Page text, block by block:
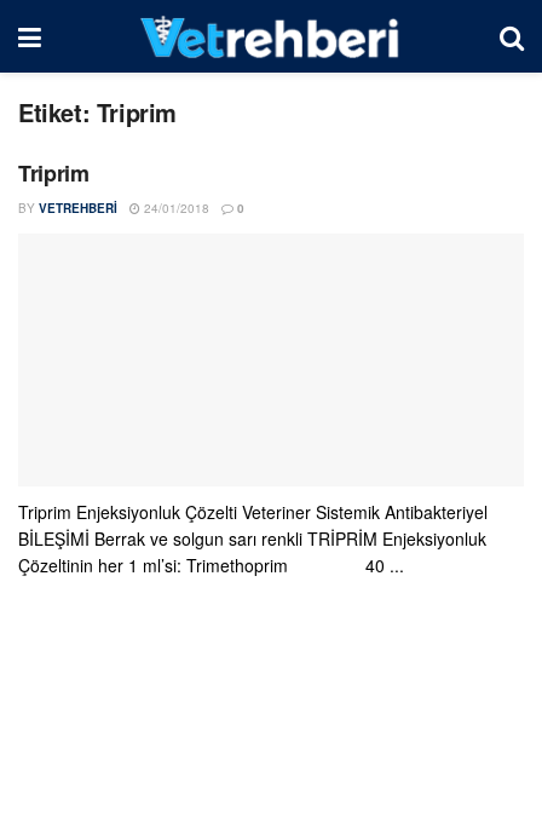
Etiket: Triprim
Triprim
BY VETREHBERI 24/01/2018 0
Triprim Enjeksiyonluk Çözelti Veteriner Sistemik Antibakteriyel
BİLEŞİMİ Berrak ve solgun sarı renkli TRİPRİM Enjeksiyonluk
Çözeltinin her 1 ml’si: Trimethoprim 40 ...